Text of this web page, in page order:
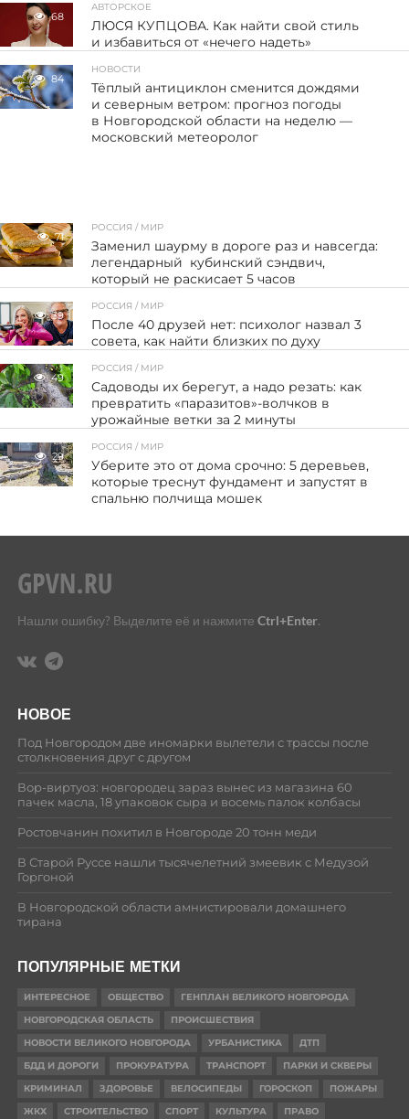
68
АВТОРСКОЕ
ЛЮСЯ КУПЦОВА. Как найти свой стиль
и избавиться от «нечего надеть»
84
НОВОСТИ
Тёплый антициклон сменится дождями
и северным ветром: прогноз погоды
в Новгородской области на неделю —
московский метеоролог
71
РОССИЯ / МИР
Заменил шаурму в дороге раз и навсегда:
легендарный кубинский сэндвич,
который не раскисает 5 часов
39
РОССИЯ / МИР
После 40 друзей нет: психолог назвал 3
совета, как найти близких по духу
49
РОССИЯ / МИР
Садоводы их берегут, а надо резать: как
превратить «паразитов»-волчков в
урожайные ветки за 2 минуты
29
РОССИЯ / МИР
Уберите это от дома срочно: 5 деревьев,
которые треснут фундамент и запустят в
спальню полчища мошек
Нашли ошибку? Выделите её и нажмите Ctrl+Enter.
НОВОЕ
Под Новгородом две иномарки вылетели с трассы после
столкновения друг с другом
Вор-виртуоз: новгородец зараз вынес из магазина 60
пачек масла, 18 упаковок сыра и восемь палок колбасы
Ростовчанин похитил в Новгороде 20 тонн меди
В Старой Руссе нашли тысячелетний змеевик с Медузой
Горгоной
В Новгородской области амнистировали домашнего
тирана
ПОПУЛЯРНЫЕ МЕТКИ
ИНТЕРЕСНОЕ ОБЩЕСТВО
ГЕНПЛАН ВЕЛИКОГО НОВГОРОДА
НОВГОРОДСКАЯ ОБЛАСТЬ
ПРОИСШЕСТВИЯ
НОВОСТИ ВЕЛИКОГО НОВГОРОДА
УРБАНИСТИКА
ДТП
БДД И ДОРОГИ
ПРОКУРАТУРА ТРАНСПОРТ
ПАРКИ И СКВЕРЫ
КРИМИНАЛ
ЗДОРОВЬЕ ВЕЛОСИПЕДЫ ГОРОСКОП
ПОЖАРЫ
ЖКХ
СТРОИТЕЛЬСТВО СПОРТ КУЛЬТУРА ПРАВО